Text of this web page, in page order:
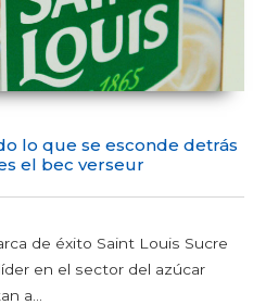
lo que se esconde detrás
el bec verseur
de éxito Saint Louis Sucre
en el sector del azúcar
a...